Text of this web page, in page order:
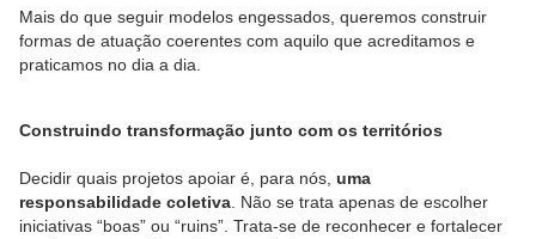
Mais do que seguir modelos engessados, queremos construir
formas de atuação coerentes com aquilo que acreditamos e
praticamos no dia a dia.
Construindo transformação junto com os territórios
Decidir quais projetos apoiar é, para nós, uma
responsabilidade coletiva . Não se trata apenas de escolher
iniciativas “boas” ou “ruins”. Trata-se de reconhecer e fortalecer